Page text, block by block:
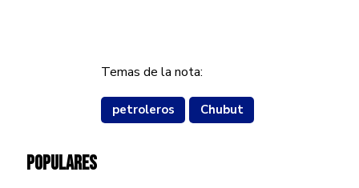
Temas de la nota:
petroleros Chubut
POPULARES